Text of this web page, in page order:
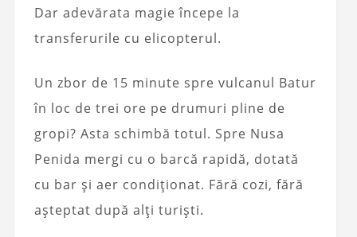
Dar adevărata magie începe la
transferurile cu elicopterul.
Un zbor de 15 minute spre vulcanul Batur
în loc de trei ore pe drumuri pline de
gropi? Asta schimbă totul. Spre Nusa
Penida mergi cu o barcă rapidă, dotată
cu bar și aer condiționat. Fără cozi, fără
așteptat după alți turiști.